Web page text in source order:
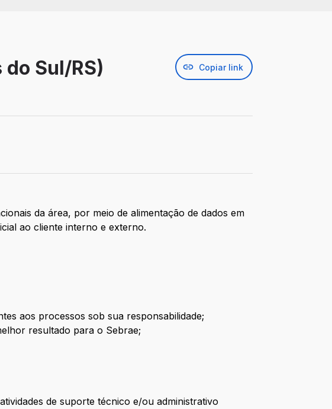
do Sul/RS) Copiar link
da área, por meio de alimentação de dados em
ao cliente interno e externo.
aos processos sob sua responsabilidade;
resultado para o Sebrae;
de suporte técnico e/ou administrativo